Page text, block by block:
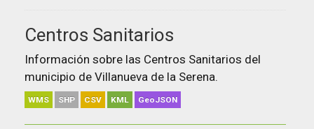
Centros Sanitarios
Información sobre las Centros Sanitarios del
municipio de Villanueva de la Serena.
WMS SHP CSV KML GeoJSON